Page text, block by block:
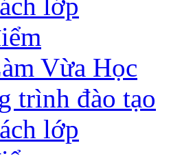
lớp
Vừa Học
trình đào tạo
lớp